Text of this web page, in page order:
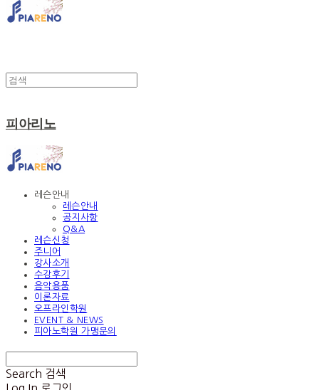
피아리노
레슨안내
레슨안내
공지사항
Q&A
레슨신청
주니어
강사소개
수강후기
음악용품
이론자료
오프라인학원
EVENT & NEWS
피아노학원 가맹문의
Search 검색
Log In 로그인